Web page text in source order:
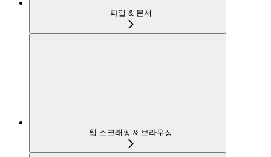
파일 & 문서
웹 스크래핑 & 브라우징